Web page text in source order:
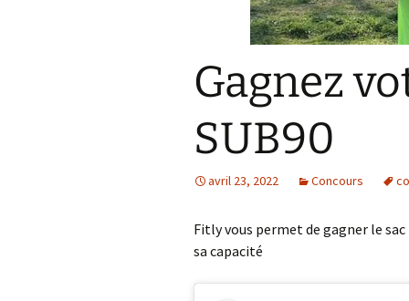
Résultats 2017
Résultats 2015
Résultats 2016
Comptes Rendus
Gagnez
SUB90
avril 23, 2022 Concours
Fitly vous permet de gagner le sac
sa capacité